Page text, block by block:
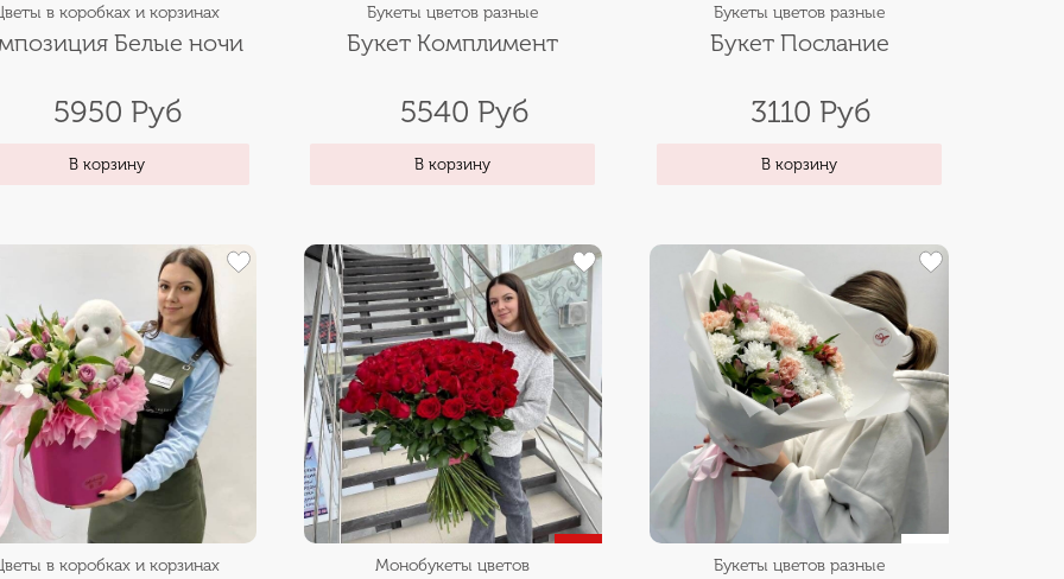
в коробках и корзинах
Белые ночи
5950 Руб
В корзину
Букеты цветов разные
Букет Комплимент
5540 Руб
В корзину
Букеты цветов разные
Букет Послание
3110 Руб
В корзину
в коробках и корзинах Монобукеты цветов Букеты цветов разные